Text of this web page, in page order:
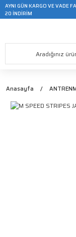
AYNI GÜN KARGO VE VADE
20 İNDİRİM
Anasayfa